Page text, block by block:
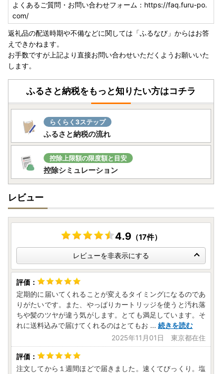
よくあるご質問・お問い合わせフォーム：https://faq.furu-po.
com/
返礼品の配送時期や不備などに関しては「ふるなび」からはお答
えできかねます。
お手数ですが上記より直接お問い合わせいただくようお願いいた
します。
ふるさと納税をもっと知りたい方はコチラ
らくらく3ステップ
ふるさと納税の流れ
控除上限額の限度額と目安
控除シミュレーション
レビュー
4.9（17件）
レビューを非表示にする
定期的に届いてくれることが変えるタイミングになるのであ
りがたいです。また、やっぱりカートリッジを使うと汚れ落
ちや髪のツヤが違う気がします。とても満足しています。そ
れに送料込みで届けてくれるのはとてもお ... 続きを読む
2025年11月01日 東京都在住
注文してから１週間ほどで届きました。速くてびっくり。塩